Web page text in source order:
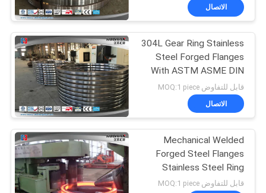
جولة
في
المعمل
مراقبة
الجودة
خريطة
الموقع
Gear Blank Forging
17
26
الاتصال
304L Gear Ring Stainless
Steel Forged Flanges
With ASTM ASME DIN
Standard
قابل للتفاوض MOQ:1 piece
الاتصال
Mechanical Welded
Forged Steel Flanges
Stainless Steel Ring
Flange Forging
قابل للتفاوض MOQ:1 piece